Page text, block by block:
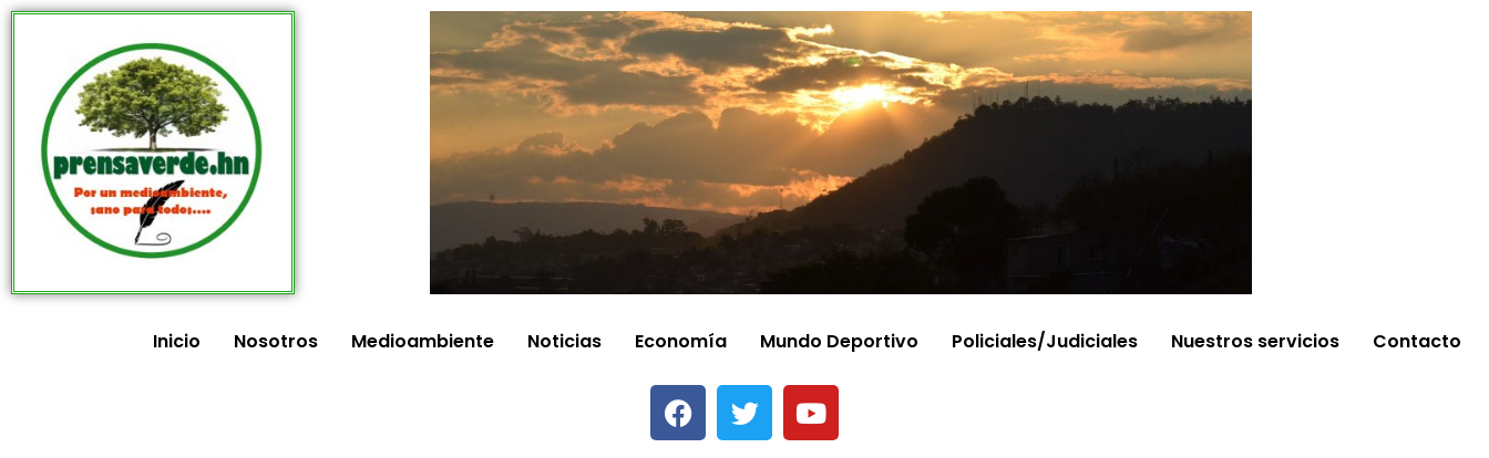
Inicio Nosotros Medioambiente Noticias Economía Mundo Deportivo Policiales/Judiciales Nuestros servicios Contacto